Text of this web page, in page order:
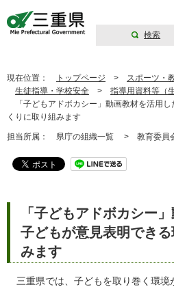
検索
現在位置： トップページ > スポーツ・
生徒指導・学校安全 > 指導用資料等（
「子どもアドボカシー」動画教材を活用
くりに取り組みます
担当所属： 県庁の組織一覧 > 教育委員
「子どもアドボカシー
子どもが意見表明でき
みます
三重県では、子どもを取り巻く環境